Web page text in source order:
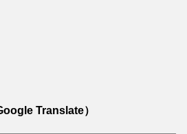
Translate）